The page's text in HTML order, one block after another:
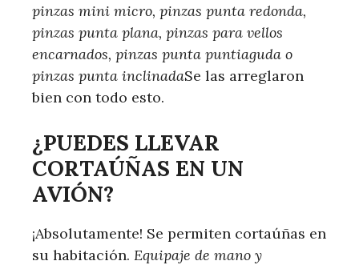
pinzas mini micro, pinzas punta redonda,
pinzas punta plana, pinzas para vellos
encarnados, pinzas punta puntiaguda o
pinzas punta inclinadaSe las arreglaron
bien con todo esto.
¿PUEDES LLEVAR
CORTAÚÑAS EN UN
AVIÓN?
¡Absolutamente! Se permiten cortaúñas en
su habitación. Equipaje de mano y